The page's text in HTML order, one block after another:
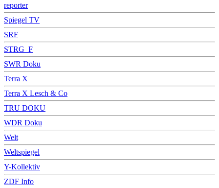
reporter
Spiegel TV
SRF
STRG_F
SWR Doku
Terra X
Terra X Lesch & Co
TRU DOKU
WDR Doku
Welt
Weltspiegel
Y-Kollektiv
ZDF Info